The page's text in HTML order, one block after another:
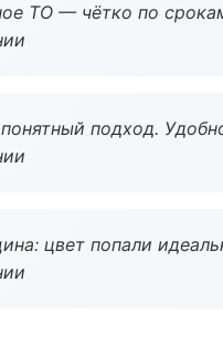
ТО — чётко по
подход.
цвет попали